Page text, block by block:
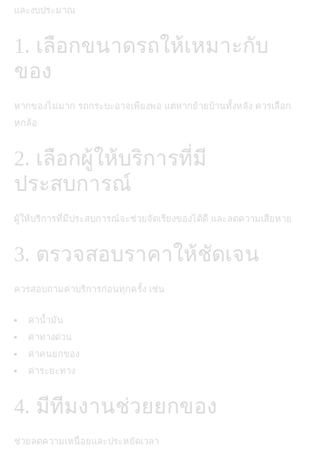
และงบประมาณ
1. เลือกขนาดรถให้เหมาะกับ
ของ
หากของไม่มาก รถกระบะอาจเพียงพอ แต่หากย้ายบ้านทั้งหลัง ควรเลือก
หกล้อ
2. เลือกผู้ให้บริการที่มี
ประสบการณ์
ผู้ให้บริการที่มีประสบการณ์จะช่วยจัดเรียงของได้ดี และลดความเสียหาย
3. ตรวจสอบราคาให้ชัดเจน
ควรสอบถามค่าบริการก่อนทุกครั้ง เช่น
ค่าน้ำมัน
ค่าทางด่วน
ค่าคนยกของ
ค่าระยะทาง
4. มีทีมงานช่วยยกของ
ช่วยลดความเหนื่อยและประหยัดเวลา